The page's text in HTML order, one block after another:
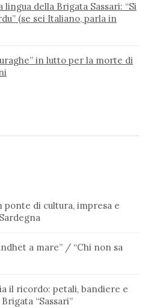
lingua della Brigata Sassari: “Si
(se sei Italiano, parla in
in lutto per la morte di
ponte di cultura, impresa e
a mare” / “Chi non sa
il ricordo: petali, bandiere e
“Sassari”